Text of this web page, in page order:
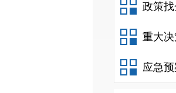
政策
重大
应急预